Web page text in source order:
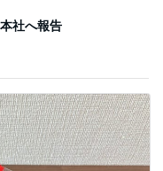
社へ報告